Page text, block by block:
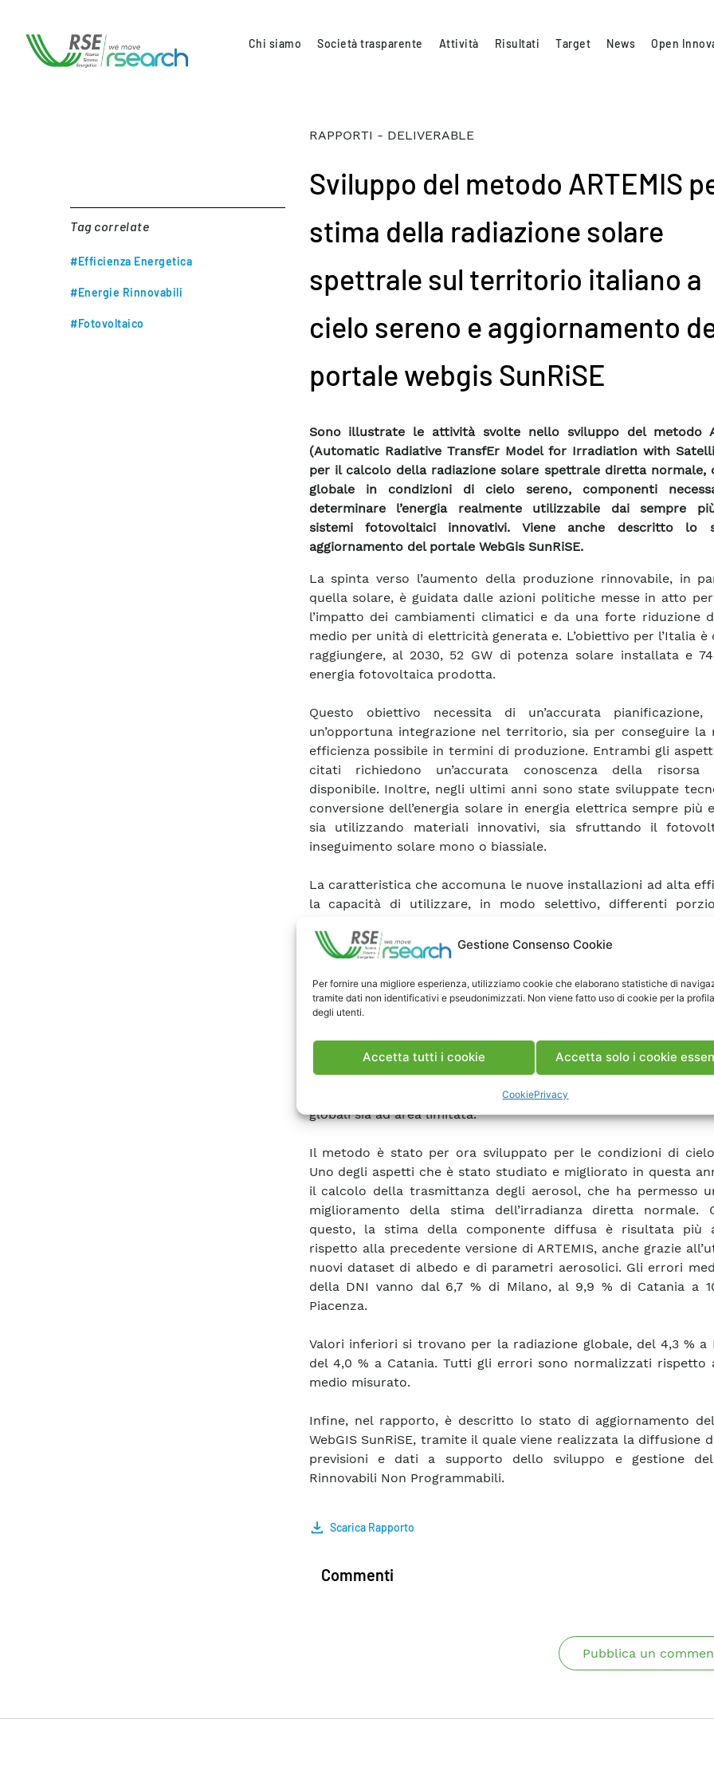
Gestione Consenso Cookie
Per fornire una migliore esperienza, utilizziamo cookie che elaborano statistiche di
tramite dati non identificativi e pseudonimizzati. Non viene fatto uso di cookie per la
degli utenti.
Accetta tutti i cookie Accetta solo i cookie
CookiePrivacy
Chi siamo Società trasparente Attività Risultati Target News Open
Tag correlate
#Efficienza Energetica
#Energie Rinnovabili
#Fotovoltaico
RAPPORTI - DELIVERABLE
Sviluppo del metodo ARTEMIS
stima della radiazione solare
spettrale sul territorio italiano a
cielo sereno e aggiornamento
portale webgis SunRiSE
Sono illustrate le attività svolte nello sviluppo del metodo
(Automatic Radiative TransfEr Model for Irradiation with
per il calcolo della radiazione solare spettrale diretta normale,
globale in condizioni di cielo sereno, componenti
determinare l’energia realmente utilizzabile dai sempre
sistemi fotovoltaici innovativi. Viene anche descritto lo
aggiornamento del portale WebGis SunRiSE.
La spinta verso l’aumento della produzione rinnovabile, in
quella solare, è guidata dalle azioni politiche messe in atto
l’impatto dei cambiamenti climatici e da una forte riduzione
medio per unità di elettricità generata e. L’obiettivo per l’Italia è
raggiungere, al 2030, 52 GW di potenza solare installata e
energia fotovoltaica prodotta.
Questo obiettivo necessita di un’accurata
un’opportuna integrazione nel territorio, sia per conseguire la
efficienza possibile in termini di produzione. Entrambi gli
citati richiedono un’accurata conoscenza della risorsa
disponibile. Inoltre, negli ultimi anni sono state sviluppate
conversione dell’energia solare in energia elettrica sempre più
sia utilizzando materiali innovativi, sia sfruttando il
inseguimento solare mono o biassiale.
La caratteristica che accomuna le nuove installazioni ad alta
la capacità di utilizzare, in modo selettivo, differenti
caratterizzare la risorsa disponibile a livello spettrale, esigenza
emergendo sempre più chiara anche a livello internazionale.
L’attività che si sta conducendo consiste nello sviluppo
metodologia (Automatic Radiative TransfEr Model for
Satellite data, ARTEMIS) per il calcolo degli spettri
normale e diffusa, con un’elevata risoluzione spaziale e
sistema è ibrido, nel senso che utilizza informazioni di origine
e dati prodotti da modelli numerici di previsione
globali sia ad area limitata.
Il metodo è stato per ora sviluppato per le condizioni di
Uno degli aspetti che è stato studiato e migliorato in questa
il calcolo della trasmittanza degli aerosol, che ha permesso
miglioramento della stima dell’irradianza diretta normale.
questo, la stima della componente diffusa è risultata più
rispetto alla precedente versione di ARTEMIS, anche grazie
nuovi dataset di albedo e di parametri aerosolici. Gli errori
della DNI vanno dal 6,7 % di Milano, al 9,9 % di Catania a
Piacenza.
Valori inferiori si trovano per la radiazione globale, del 4,3 % a
del 4,0 % a Catania. Tutti gli errori sono normalizzati rispetto
medio misurato.
Infine, nel rapporto, è descritto lo stato di aggiornamento
WebGIS SunRiSE, tramite il quale viene realizzata la diffusione
previsioni e dati a supporto dello sviluppo e gestione
Rinnovabili Non Programmabili.
Scarica Rapporto
Commenti
Pubblica un